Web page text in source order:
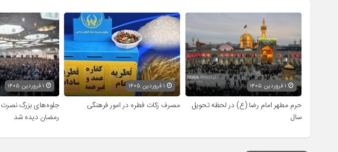
حرم مطهر امام رضا (ع) در لحظه تحویل
سال
۱ فروردین ۱۴۰۵
مصرف زکات فطره در امور فرهنگی
جلوه‌های بزرگ نصرت
رمضان دیده شد